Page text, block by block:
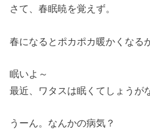
さて、春眠暁を覚えず。
春になるとポカポカ暖かくなる
眠いよ～
最近、ワタスは眠くてしょうが
うーん。なんかの病気？